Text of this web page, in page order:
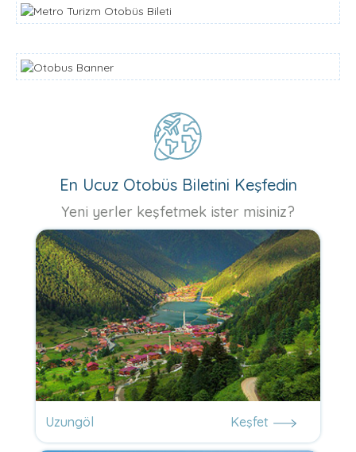
En Ucuz Otobüs Biletini Keşfedin
Yeni yerler keşfetmek ister misiniz?
Uzungöl Keşfet